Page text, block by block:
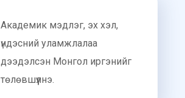
Академик мэдлэг, эх хэл,
үндэсний уламжлалаа
дээдэлсэн Монгол иргэнийг
төлөвшүүлнэ.